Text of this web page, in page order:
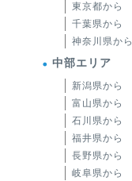
東京都から
千葉県から
神奈川県から
中部エリア
新潟県から
富山県から
石川県から
福井県から
長野県から
岐阜県から